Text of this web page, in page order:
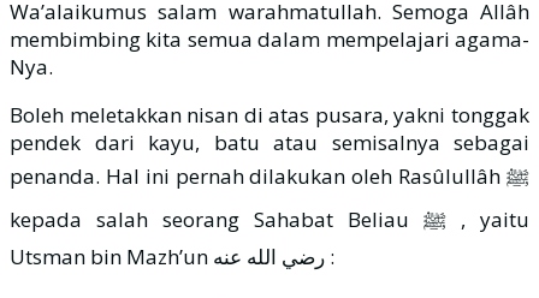
Wa’alaikumus salam warahmatullah. Semoga Allâh
membimbing kita semua dalam mempelajari agama-
Nya.
Boleh meletakkan nisan di atas pusara, yakni tonggak
pendek dari kayu, batu atau semisalnya sebagai
penanda. Hal ini pernah dilakukan oleh Rasûlullâh ﷺ
kepada salah seorang Sahabat Beliau ﷺ , yaitu
Utsman bin Mazh’un رضي الله عنه :